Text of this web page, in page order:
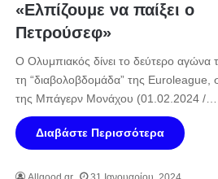
«Ελπίζουμε να παίξει ο
Πετρούσεφ»
Ο Ολυμπιακός δίνει το δεύτερο αγώνα
τη “διαβολοβδομάδα” της Euroleague,
της Μπάγερν Μονάχου (01.02.2024 /…
Διαβάστε Περισσότερα